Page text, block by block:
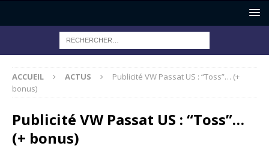
ACCUEIL ACTUS
Publicité VW Passat US : “Toss”… (+
bonus)
Publicité VW Passat US : “Toss”…
(+ bonus)